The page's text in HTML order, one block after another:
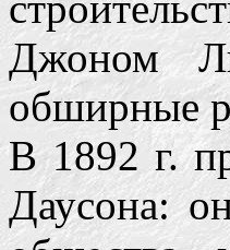
Джоном
обширные
В 1892 г.
Даусона: